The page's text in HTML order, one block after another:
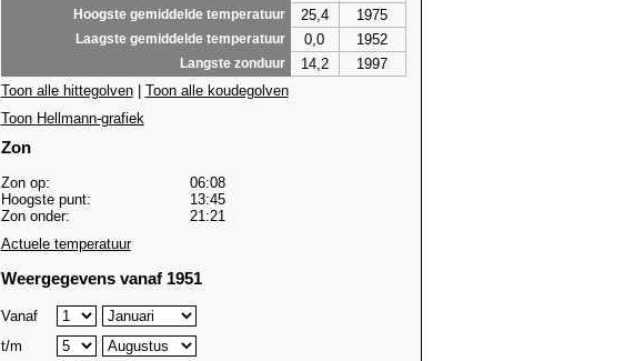
Hoogste gemiddelde temperatuur 25,4 1975
Laagste gemiddelde temperatuur 0,0 1952
Langste zonduur 14,2
1997
Toon alle hittegolven| Toon alle koudegolven
Toon Hellmann-grafiek
Zon
Zon op:
06:08
Hoogste punt:
13:45
Zon onder:
21:21
Actuele temperatuur
Weergegevens vanaf 1951
Vanaf
t/m